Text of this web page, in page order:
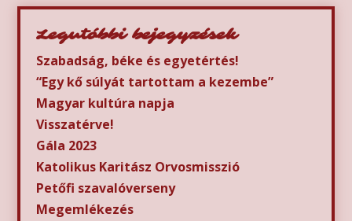
Legutóbbi bejegyzések
Szabadság, béke és egyetértés!
“Egy kő súlyát tartottam a kezembe”
Magyar kultúra napja
Visszatérve!
Gála 2023
Katolikus Karitász Orvosmisszió
Petőfi szavalóverseny
Megemlékezés